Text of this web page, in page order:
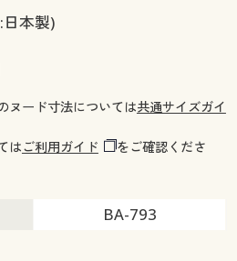
本製)
ヌード寸法については共通サイズガイ
はご利用ガイド
をご確認くださ
BA-793